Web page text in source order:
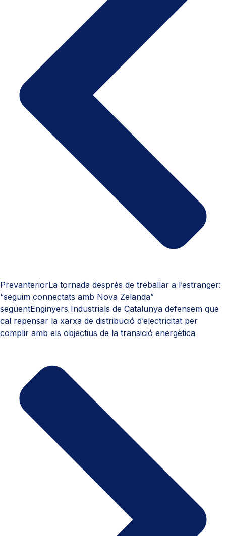
PrevanteriorLa tornada després de treballar a l’estranger:
“seguim connectats amb Nova Zelanda”
següentEnginyers Industrials de Catalunya defensem que
cal repensar la xarxa de distribució d’electricitat per
complir amb els objectius de la transició energètica